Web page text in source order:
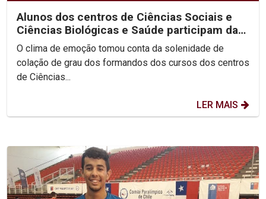
Alunos dos centros de Ciências Sociais e
Ciências Biológicas e Saúde participam da
segunda noite...
O clima de emoção tomou conta da solenidade de
colação de grau dos formandos dos cursos dos centros
de Ciências...
LER MAIS